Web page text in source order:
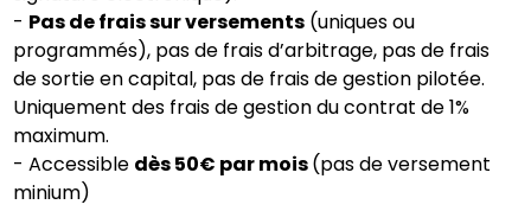
- Pas de frais sur versements (uniques ou
programmés), pas de frais d’arbitrage, pas de frais
de sortie en capital, pas de frais de gestion pilotée.
Uniquement des frais de gestion du contrat de 1%
maximum.
- Accessible dès 50€ par mois(pas de versement
minium)